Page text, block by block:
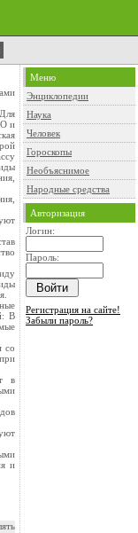
и
В
со
в
и
Меню
Энциклопедии
Наука
Человек
Гороскопы
Необъяснимое
Народные средства
Авторизация
Логин:
Пароль:
Регистрация на сайте!
Забыли пароль?